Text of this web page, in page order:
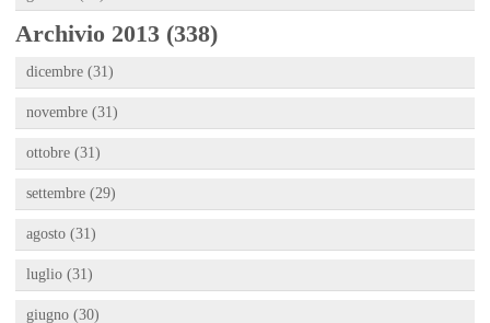
Archivio 2013 (338)
dicembre (31)
novembre (31)
ottobre (31)
settembre (29)
agosto (31)
luglio (31)
giugno (30)